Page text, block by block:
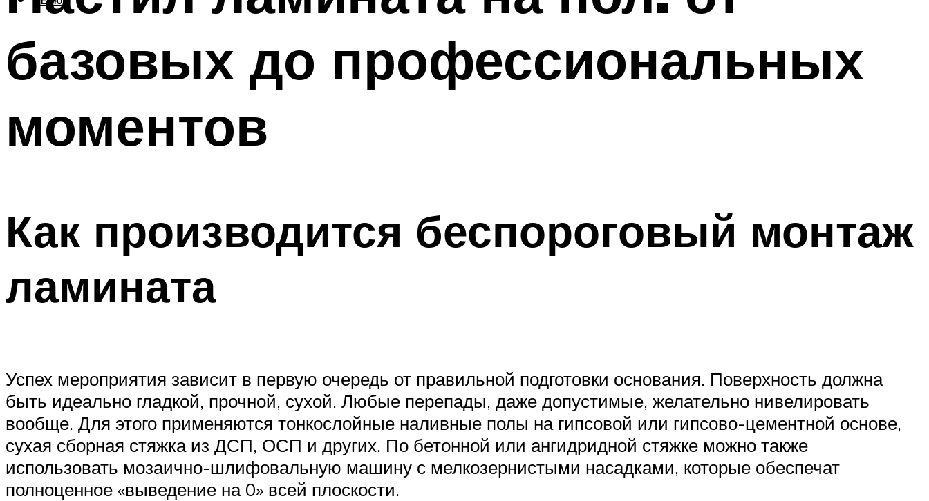
базовых до профессиональных
моментов
Как производится беспороговый монтаж
ламината
Успех мероприятия зависит в первую очередь от правильной подготовки основания. Поверхность должна
быть идеально гладкой, прочной, сухой. Любые перепады, даже допустимые, желательно нивелировать
вообще. Для этого применяются тонкослойные наливные полы на гипсовой или гипсово-цементной основе,
сухая сборная стяжка из ДСП, ОСП и других. По бетонной или ангидридной стяжке можно также
использовать мозаично-шлифовальную машину с мелкозернистыми насадками, которые обеспечат
полноценное «выведение на 0» всей плоскости.